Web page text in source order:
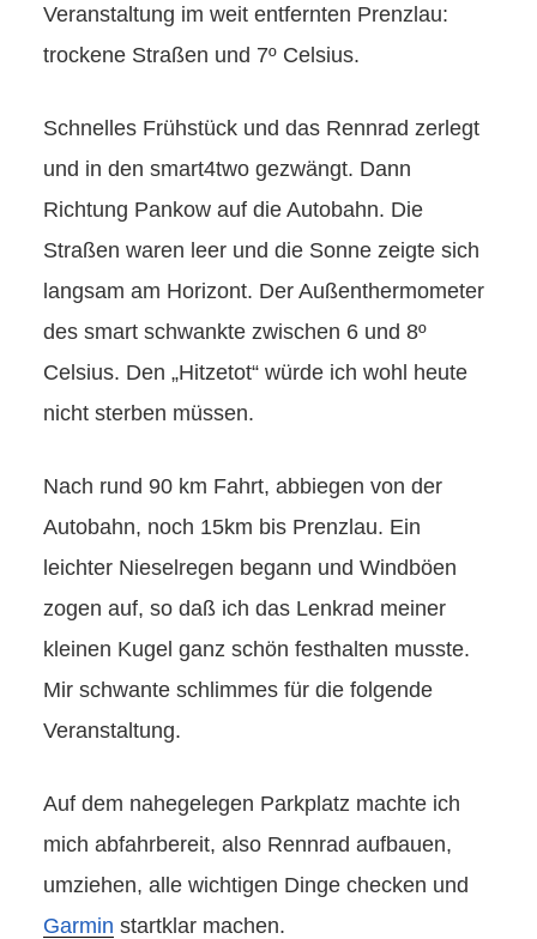
Veranstaltung im weit entfernten Prenzlau:
trockene Straßen und 7º Celsius.
Schnelles Frühstück und das Rennrad zerlegt
und in den smart4two gezwängt. Dann
Richtung Pankow auf die Autobahn. Die
Straßen waren leer und die Sonne zeigte sich
langsam am Horizont. Der Außenthermometer
des smart schwankte zwischen 6 und 8º
Celsius. Den „Hitzetot“ würde ich wohl heute
nicht sterben müssen.
Nach rund 90 km Fahrt, abbiegen von der
Autobahn, noch 15km bis Prenzlau. Ein
leichter Nieselregen begann und Windböen
zogen auf, so daß ich das Lenkrad meiner
kleinen Kugel ganz schön festhalten musste.
Mir schwante schlimmes für die folgende
Veranstaltung.
Auf dem nahegelegen Parkplatz machte ich
mich abfahrbereit, also Rennrad aufbauen,
umziehen, alle wichtigen Dinge checken und
Garmin startklar machen.